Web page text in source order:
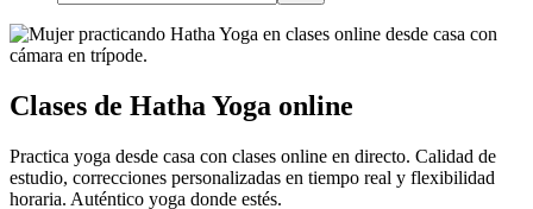
sitio
Clases de Hatha Yoga online
Practica yoga desde casa con clases online en directo. Calidad de
estudio, correcciones personalizadas en tiempo real y flexibilidad
horaria. Auténtico yoga donde estés.